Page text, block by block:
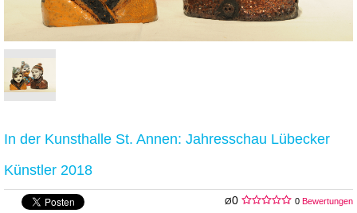
In der Kunsthalle St. Annen: Jahresschau Lübecker
Künstler 2018
Ø0 0 Bewertungen